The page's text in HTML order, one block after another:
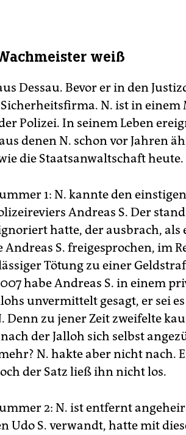
weiß
Dessau. Bevor er in den
N. ist in einem
Polizei. In seinem Leben
denen N. schon vor Jahren
die Staatsanwaltschaft heute.
1: N. kannte den
Andreas S. Der
hatte, der ausbrach, als
S. freigesprochen, im
Tötung zu einer
habe Andreas S. in einem
unvermittelt gesagt, er sei
Denn zu jener Zeit zweifelte
der Jalloh sich selbst
N. hakte aber nicht nach.
der Satz ließ ihn nicht los.
2: N. ist entfernt
Udo S. verwandt, hatte mit